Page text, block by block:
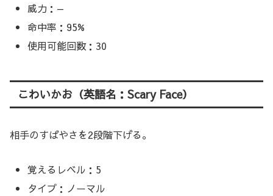
威力：—
命中率：95%
使用可能回数：30
こわいかお（英語名：Scary Face）
相手のすばやさを2段階下げる。
覚えるレベル：5
タイプ：ノーマル